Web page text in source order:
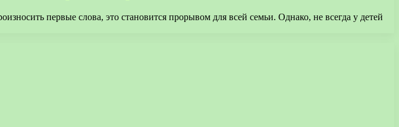
первые слова, это становится прорывом для всей семьи. Однако, не всегда у детей